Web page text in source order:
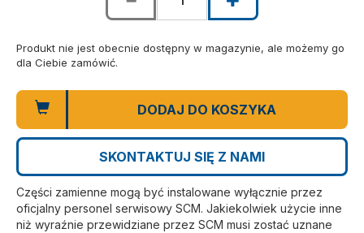
Produkt nie jest obecnie dostępny w magazynie, ale możemy go
dla Ciebie zamówić.
DODAJ DO KOSZYKA
SKONTAKTUJ SIĘ Z NAMI
Części zamienne mogą być instalowane wyłącznie przez
oficjalny personel serwisowy SCM. Jakiekolwiek użycie inne
niż wyraźnie przewidziane przez SCM musi zostać uznane